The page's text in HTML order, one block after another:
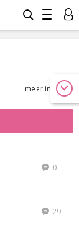
meer info
0
29